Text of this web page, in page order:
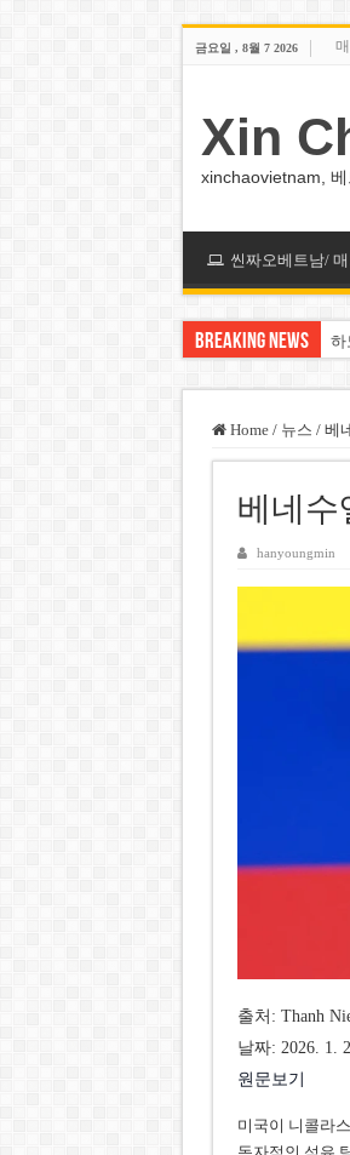
금요일 , 8월 7 2026
Xin
xinchaovietnam,
씬짜오베트남/
Breaking News 하
베
하
하
베
베
Home / 뉴스 / 베
베네수
hanyoungmin
출처: Thanh
날짜: 2026. 1.
원문보기
미국이 니콜라